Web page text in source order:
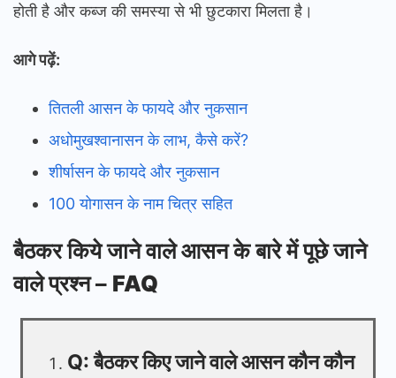
होती है और कब्ज की समस्या से भी छुटकारा मिलता है।
आगे पढ़ें:
तितली आसन के फायदे और नुकसान
अधोमुखश्वानासन के लाभ, कैसे करें?
शीर्षासन के फायदे और नुकसान
100 योगासन के नाम चित्र सहित
बैठकर किये जाने वाले आसन के बारे में पूछे जाने
वाले प्रश्न – FAQ
Q: बैठकर किए जाने वाले आसन कौन कौन